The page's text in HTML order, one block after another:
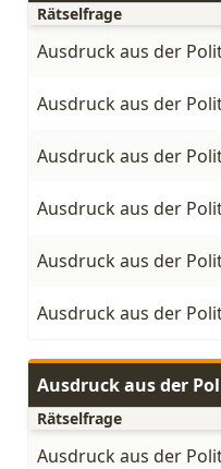
Rätselfrage
Ausdruck aus der
Ausdruck aus der
Ausdruck aus der
Ausdruck aus der
Ausdruck aus der
Ausdruck aus der
Ausdruck aus der
Rätselfrage
Ausdruck aus der